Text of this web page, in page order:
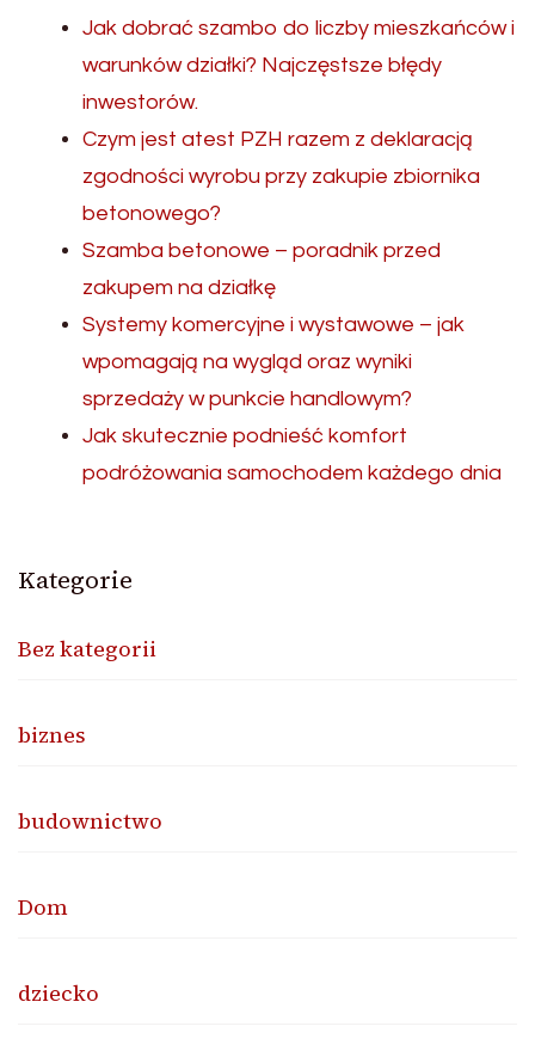
Jak dobrać szambo do liczby mieszkańców i
warunków działki? Najczęstsze błędy
inwestorów.
Czym jest atest PZH razem z deklaracją
zgodności wyrobu przy zakupie zbiornika
betonowego?
Szamba betonowe – poradnik przed
zakupem na działkę
Systemy komercyjne i wystawowe – jak
wpomagają na wygląd oraz wyniki
sprzedaży w punkcie handlowym?
Jak skutecznie podnieść komfort
podróżowania samochodem każdego dnia
Kategorie
Bez kategorii
biznes
budownictwo
Dom
dziecko